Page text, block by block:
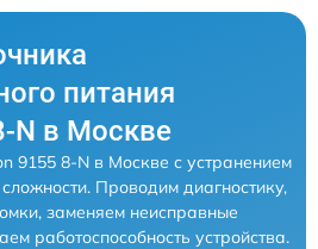
питания
N в Москве
9155 8-N в Москве с устранением
Проводим диагностику,
заменяем неисправные
работоспособность устройства.